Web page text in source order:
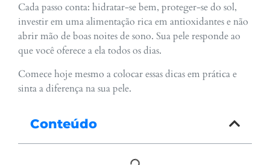
Cada passo conta: hidratar-se bem, proteger-se do sol,
investir em uma alimentação rica em antioxidantes e não
abrir mão de boas noites de sono. Sua pele responde ao
que você oferece a ela todos os dias.
Comece hoje mesmo a colocar essas dicas em prática e
sinta a diferença na sua pele.
Conteúdo